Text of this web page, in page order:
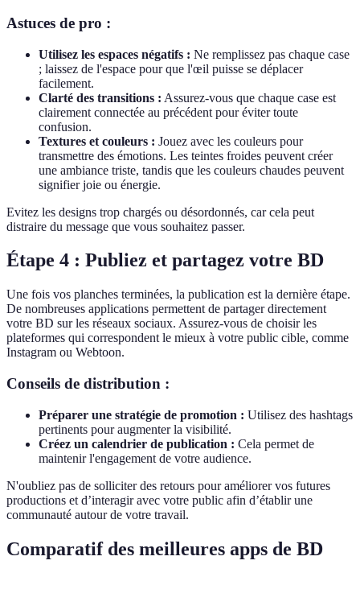
Astuces de pro :
Utilisez les espaces négatifs : Ne remplissez pas chaque case
; laissez de l'espace pour que l'œil puisse se déplacer
facilement.
Clarté des transitions : Assurez-vous que chaque case est
clairement connectée au précédent pour éviter toute
confusion.
Textures et couleurs : Jouez avec les couleurs pour
transmettre des émotions. Les teintes froides peuvent créer
une ambiance triste, tandis que les couleurs chaudes peuvent
signifier joie ou énergie.
Evitez les designs trop chargés ou désordonnés, car cela peut
distraire du message que vous souhaitez passer.
Étape 4 : Publiez et partagez votre BD
Une fois vos planches terminées, la publication est la dernière étape.
De nombreuses applications permettent de partager directement
votre BD sur les réseaux sociaux. Assurez-vous de choisir les
plateformes qui correspondent le mieux à votre public cible, comme
Instagram ou Webtoon.
Conseils de distribution :
Préparer une stratégie de promotion : Utilisez des hashtags
pertinents pour augmenter la visibilité.
Créez un calendrier de publication : Cela permet de
maintenir l'engagement de votre audience.
N'oubliez pas de solliciter des retours pour améliorer vos futures
productions et d’interagir avec votre public afin d’établir une
communauté autour de votre travail.
Comparatif des meilleures apps de BD